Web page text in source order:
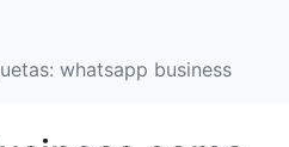
whatsapp business